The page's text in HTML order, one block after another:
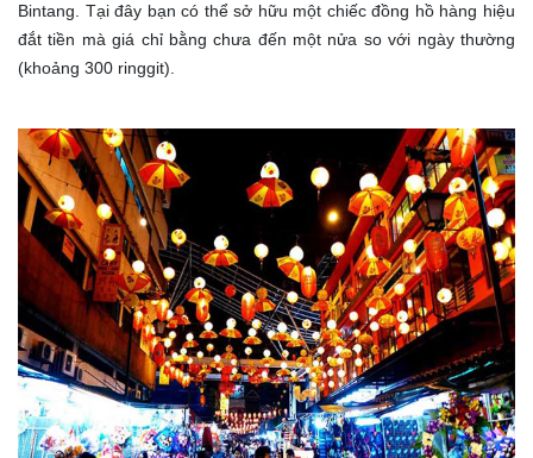
Bintang. Tại đây bạn có thể sở hữu một chiếc đồng hồ hàng hiệu
đắt tiền mà giá chỉ bằng chưa đến một nửa so với ngày thường
(khoảng 300 ringgit).